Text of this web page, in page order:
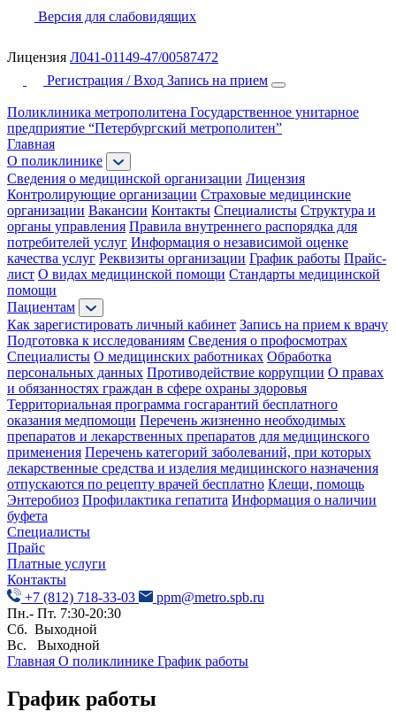
Версия для слабовидящих
Лицензия Л041-01149-47/00587472
Регистрация / Вход Запись на прием
Поликлиника метрополитена Государственное унитарное
предприятие “Петербургский метрополитен”
Главная
О поликлинике
Сведения о медицинской организации Лицензия
Контролирующие организации Страховые медицинские
организации Вакансии Контакты Специалисты Структура и
органы управления Правила внутреннего распорядка для
потребителей услуг Информация о независимой оценке
качества услуг Реквизиты организации График работы Прайс-
лист О видах медицинской помощи Стандарты медицинской
помощи
Пациентам
Как зарегистировать личный кабинет Запись на прием к врачу
Подготовка к исследованиям Сведения о профосмотрах
Специалисты О медицинских работниках Обработка
персональных данных Противодействие коррупции О правах
и обязанностях граждан в сфере охраны здоровья
Территориальная программа госгарантий бесплатного
оказания медпомощи Перечень жизненно необходимых
препаратов и лекарственных препаратов для медицинского
применения Перечень категорий заболеваний, при которых
лекарственные средства и изделия медицинского назначения
отпускаются по рецепту врачей бесплатно Клещи, помощь
Энтеробиоз Профилактика гепатита Информация о наличии
буфета
Специалисты
Прайс
Платные услуги
Контакты
+7 (812) 718-33-03
ppm@metro.spb.ru
Пн.- Пт. 7:30-20:30
Сб. Выходной
Вс. Выходной
Главная О поликлинике График работы
График работы